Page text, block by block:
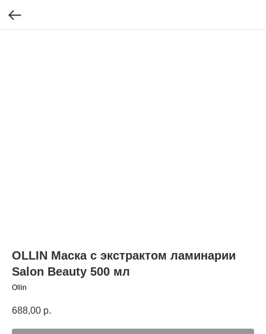
OLLIN Маска с экстрактом ламинарии
Salon Beauty 500 мл
Ollin
688,00 р.